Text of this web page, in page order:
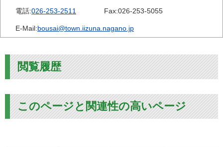
電話:026-253-2511 Fax:026-253-5055
E-Mail:bousai@town.iizuna.nagano.jp
閲覧履歴
このページと関連性の高いページ